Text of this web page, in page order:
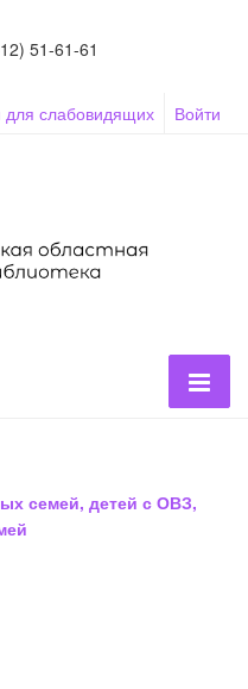
51-61-61
слабовидящих Войти
семей, детей с ОВЗ,